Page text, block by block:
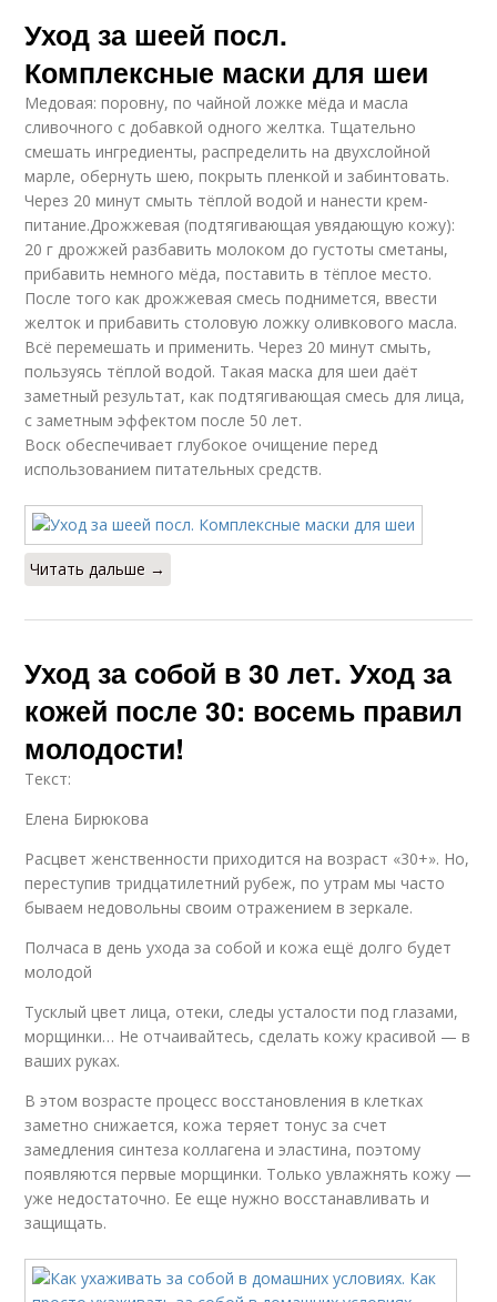
Мероприятия при
уходе
Уход за шеей посл.
Комплексные маски для шеи
Медовая: поровну, по чайной ложке мёда и масла
сливочного с добавкой одного желтка. Тщательно
смешать ингредиенты, распределить на двухслойной
марле, обернуть шею, покрыть пленкой и забинтовать.
Через 20 минут смыть тёплой водой и нанести крем-
питание.Дрожжевая (подтягивающая увядающую кожу):
20 г дрожжей разбавить молоком до густоты сметаны,
прибавить немного мёда, поставить в тёплое место.
После того как дрожжевая смесь поднимется, ввести
желток и прибавить столовую ложку оливкового масла.
Всё перемешать и применить. Через 20 минут смыть,
пользуясь тёплой водой. Такая маска для шеи даёт
заметный результат, как подтягивающая смесь для лица,
с заметным эффектом после 50 лет.
Воск обеспечивает глубокое очищение перед
использованием питательных средств.
Читать дальше →
Уход за собой в 30 лет. Уход за
кожей после 30: восемь правил
молодости!
Текст:
Елена Бирюкова
Расцвет женственности приходится на возраст «30+». Но,
переступив тридцатилетний рубеж, по утрам мы часто
бываем недовольны своим отражением в зеркале.
Полчаса в день ухода за собой и кожа ещё долго будет
молодой
Тусклый цвет лица, отеки, следы усталости под глазами,
морщинки… Не отчаивайтесь, сделать кожу красивой — в
ваших руках.
В этом возрасте процесс восстановления в клетках
заметно снижается, кожа теряет тонус за счет
замедления синтеза коллагена и эластина, поэтому
появляются первые морщинки. Только увлажнять кожу —
уже недостаточно. Ее еще нужно восстанавливать и
защищать.